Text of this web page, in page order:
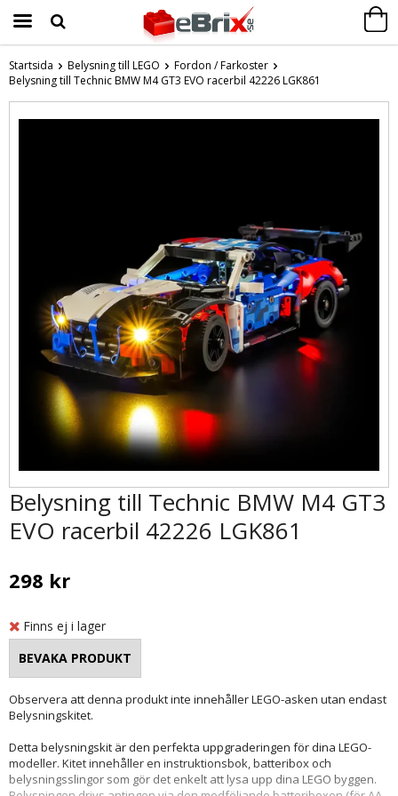
Produkten har blivit tillagd i varukorgen
Startsida Belysning till LEGO
Fordon / Farkoster
Belysning till Technic BMW M4 GT3 EVO racerbil 42226 LGK861
Belysning till Technic BMW M4 GT3
EVO racerbil 42226 LGK861
298 kr
Finns ej i lager
Observera att denna produkt inte innehåller LEGO-asken utan endast
Belysningskitet.
Detta belysningskit är den perfekta uppgraderingen för dina LEGO-
modeller. Kitet innehåller en instruktionsbok, batteribox och
belysningsslingor som gör det enkelt att lysa upp dina LEGO byggen.